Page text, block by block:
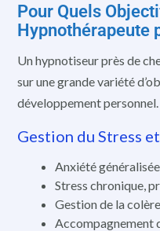
Pour Quels
Hypnothérapeute
Un hypnotiseur près de
sur une grande variété
développement personnel.
Gestion du Stress
Anxiété
Stress chronique,
Gestion de la
Accompagnement